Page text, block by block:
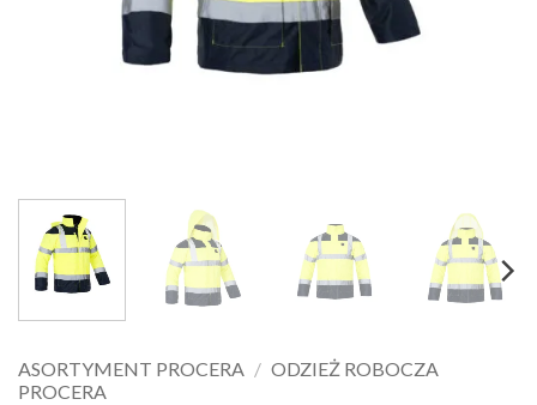
ASORTYMENT PROCERA / ODZIEŻ ROBOCZA
PROCERA